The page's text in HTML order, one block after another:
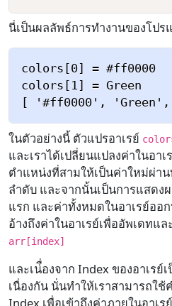
นี่เป็นผลลัพธ์การทำงานของโปร
colors[0] = #ff0000
colors[1] = Green
ในตัวอย่างนี้ ตัวแปรอาเรย์
และเราได้เปลี่ยนแปลงค่าในอา
ตำแหน่งที่สามให้เป็นค่าใหม่ผ่า
ลำดับ และจากนั้นเป็นการแสดง
แรก และค่าทั้งหมดในอาเรย์ออ
อ้างถึงค่าในอาเรย์เพื่ออัพเดทแ
arr[index]
และเน่ื่องจาก Index ของอาเรย์
เนื่องกัน นั่นทำให้เราสามารถใช้